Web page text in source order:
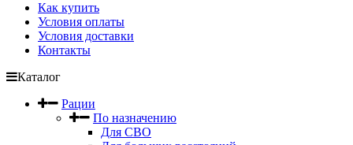
Как купить
Условия оплаты
Условия доставки
Контакты
Каталог
Рации
По назначению
Для СВО